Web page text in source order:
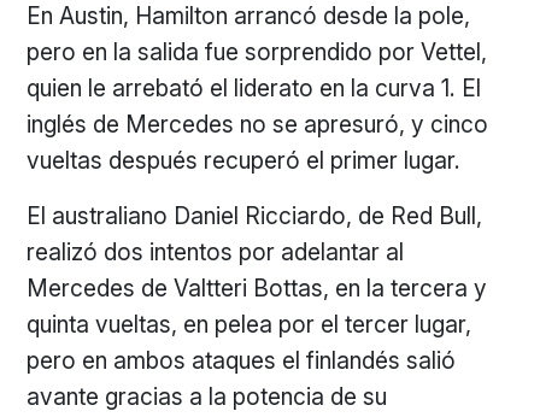
En Austin, Hamilton arrancó desde la pole,
pero en la salida fue sorprendido por Vettel,
quien le arrebató el liderato en la curva 1. El
inglés de Mercedes no se apresuró, y cinco
vueltas después recuperó el primer lugar.
El australiano Daniel Ricciardo, de Red Bull,
realizó dos intentos por adelantar al
Mercedes de Valtteri Bottas, en la tercera y
quinta vueltas, en pelea por el tercer lugar,
pero en ambos ataques el finlandés salió
avante gracias a la potencia de su